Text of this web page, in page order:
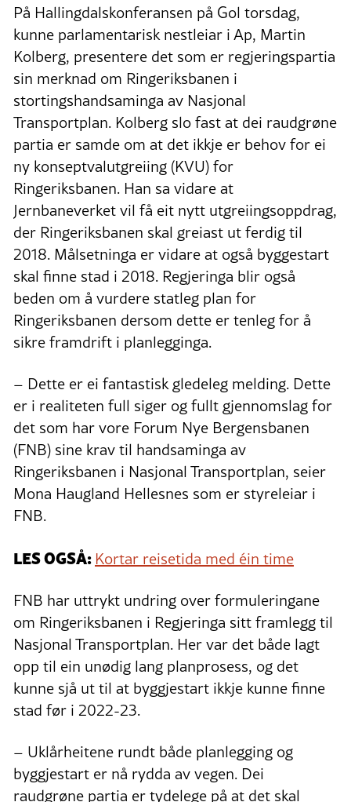
På Hallingdalskonferansen på Gol torsdag,
kunne parlamentarisk nestleiar i Ap, Martin
Kolberg, presentere det som er regjeringspartia
sin merknad om Ringeriksbanen i
stortingshandsaminga av Nasjonal
Transportplan. Kolberg slo fast at dei raudgrøne
partia er samde om at det ikkje er behov for ei
ny konseptvalutgreiing (KVU) for
Ringeriksbanen. Han sa vidare at
Jernbaneverket vil få eit nytt utgreiingsoppdrag,
der Ringeriksbanen skal greiast ut ferdig til
2018. Målsetninga er vidare at også byggestart
skal finne stad i 2018. Regjeringa blir også
beden om å vurdere statleg plan for
Ringeriksbanen dersom dette er tenleg for å
sikre framdrift i planlegginga.
– Dette er ei fantastisk gledeleg melding. Dette
er i realiteten full siger og fullt gjennomslag for
det som har vore Forum Nye Bergensbanen
(FNB) sine krav til handsaminga av
Ringeriksbanen i Nasjonal Transportplan, seier
Mona Haugland Hellesnes som er styreleiar i
FNB.
LES OGSÅ: Kortar reisetida med éin time
FNB har uttrykt undring over formuleringane
om Ringeriksbanen i Regjeringa sitt framlegg til
Nasjonal Transportplan. Her var det både lagt
opp til ein unødig lang planprosess, og det
kunne sjå ut til at byggjestart ikkje kunne finne
stad før i 2022-23.
– Uklårheitene rundt både planlegging og
byggjestart er nå rydda av vegen. Dei
raudgrøne partia er tydelege på at det skal